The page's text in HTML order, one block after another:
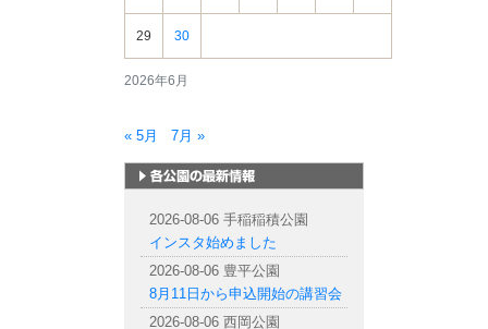
2026年6月
29 30
« 5月 7月 »
2026-08-06 手稲稲積公園
インスタ始めました
2026-08-06 豊平公園
8月11日から申込開始の講習会
2026-08-06 西岡公園